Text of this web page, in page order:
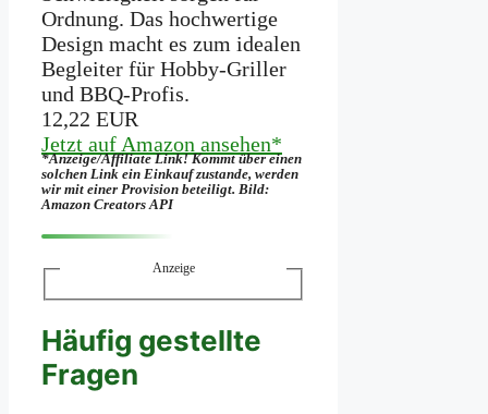
Ordnung. Das hochwertige
Design macht es zum idealen
Begleiter für Hobby-Griller
und BBQ-Profis.
12,22 EUR
Jetzt auf Amazon ansehen*
*Anzeige/Affiliate Link! Kommt über einen
solchen Link ein Einkauf zustande, werden
wir mit­ einer Provision beteiligt. Bild:
Amazon Creators API
Anzeige
Häufig gestellte
Fragen